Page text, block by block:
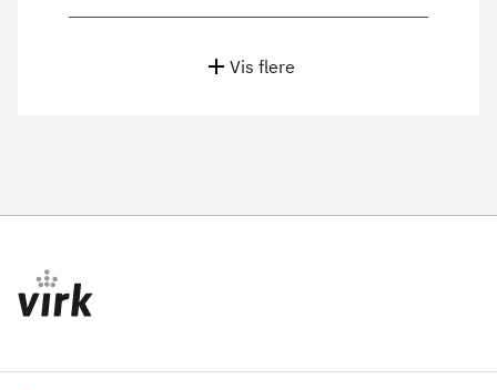
Vis flere